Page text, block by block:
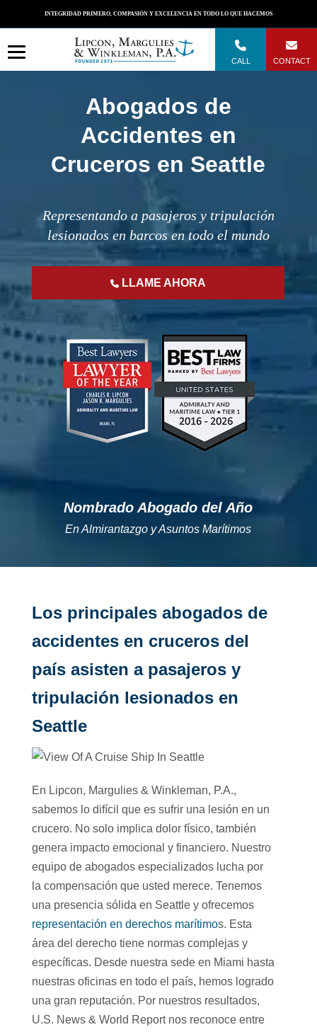
INTEGRIDAD PRIMERO, COMPASIÓN Y EXCELENCIA EN TODO LO QUE HACEMOS
CONTACT
CALL
to
content
Abogados de
Accidentes en
Cruceros en Seattle
Representando a pasajeros y tripulación
lesionados en barcos en todo el mundo
LLAME AHORA
";";
Nombrado Abogado del Año
En Almirantazgo y Asuntos Marítimos
Los principales abogados de
accidentes en cruceros del
país asisten a pasajeros y
tripulación lesionados en
Seattle
En Lipcon, Margulies & Winkleman, P.A.,
sabemos lo difícil que es sufrir una lesión en un
crucero. No solo implica dolor físico, también
genera impacto emocional y financiero. Nuestro
equipo de abogados especializados lucha por
la compensación que usted merece. Tenemos
una presencia sólida en Seattle y ofrecemos
representación en derechos marítimos. Esta
área del derecho tiene normas complejas y
específicas. Desde nuestra sede en Miami hasta
nuestras oficinas en todo el país, hemos logrado
una gran reputación. Por nuestros resultados,
U.S. News & World Report nos reconoce entre